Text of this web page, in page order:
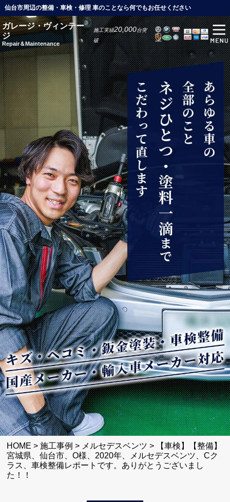
仙台市周辺の整備・車検・修理 車のことなら何でもお任せください
ガレージ・ヴィンテー
ジ
Repair＆Maintenance
施工実績20,000台突
破
HOME >施工事例 > メルセデスベンツ >
【車検】【整備】
宮城県、仙台市、O様、2020年、メルセデスベンツ、Cク
ラス、車検整備レポートです。ありがとうございまし
た！！